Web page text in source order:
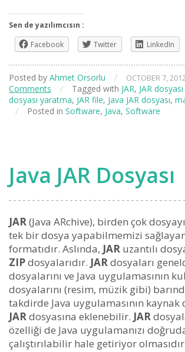
Sen de yazılımcısın :
Facebook
Twitter LinkedIn
Posted by Ahmet Orsorlu / OCTOBER 7,
Comments
/ Tagged with JAR, JAR
dosyası yaratma, JAR file, Java JAR dosyası,
/
Posted in Software, Java, Software
Java JAR Dosyası
JAR(Java ARchive), birden çok
tek bir dosya yapabilmemizi
formatıdır. Aslında, JAR uzantılı
ZIPdosyalarıdır. JARdosyaları
dosyalarını ve Java uygulamasının
dosyalarını (resim, müzik gibi)
takdirde Java uygulamasının kaynak
JARdosyasına eklenebilir. JAR
özelliği de Java uygulamanızı
çalıştırılabilir hale getiriyor olmasıdır